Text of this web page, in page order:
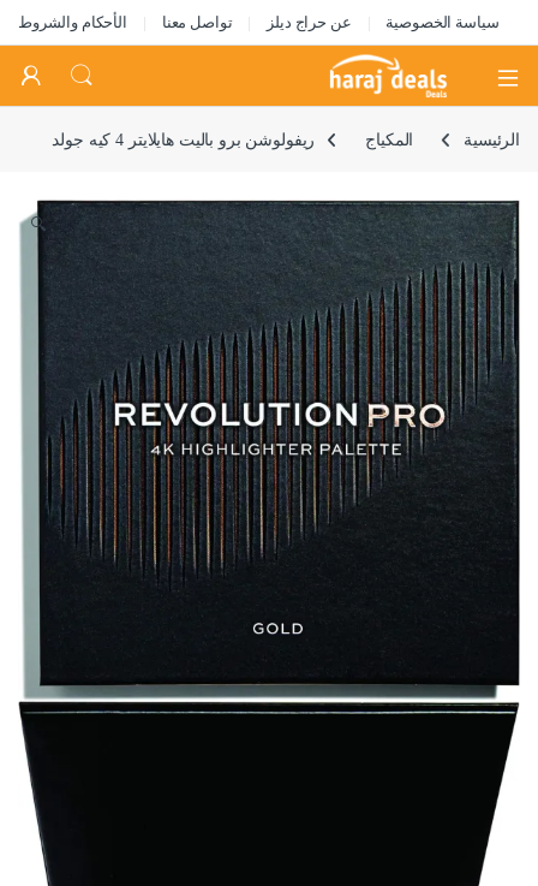
سياسة الخصوصية عن حراج ديلز تواصل معنا الأحكام والشروط
Open
الرئيسية المكياج ريفولوشن برو باليت هايلايتر 4 كيه جولد
🔍